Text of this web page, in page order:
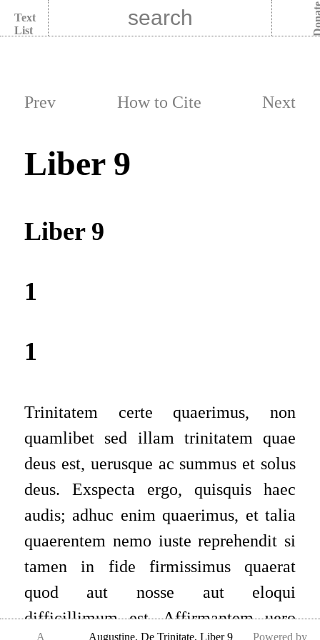
Text
List
Prev How to Cite Next
Liber 9
Liber 9
1
1
Trinitatem certe quaerimus, non
quamlibet sed illam trinitatem quae
deus est, uerusque ac summus et solus
deus. Exspecta ergo, quisquis haec
audis; adhuc enim quaerimus, et talia
quaerentem nemo iuste reprehendit si
tamen in fide firmissimus quaerat
quod aut nosse aut eloqui
difficillimum est. Affirmantem uero
A Augustine, De Trinitate, Liber 9 Powered by